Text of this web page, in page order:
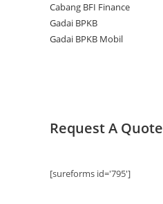
Cabang BFI Finance
Gadai BPKB
Gadai BPKB Mobil
Request A Quote
[sureforms id='795']